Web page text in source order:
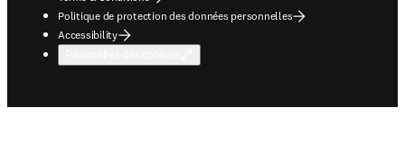
Politique de protection des données personnelles
Accessibility